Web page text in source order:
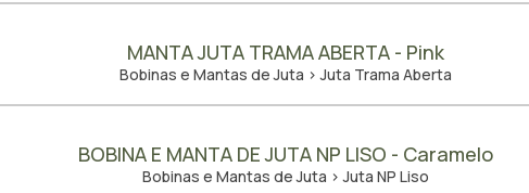
MANTA JUTA TRAMA ABERTA - Pink
Bobinas e Mantas de Juta > Juta Trama Aberta
BOBINA E MANTA DE JUTA NP LISO - Caramelo
Bobinas e Mantas de Juta > Juta NP Liso